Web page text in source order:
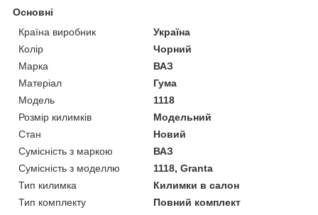
Основні
Країна виробник
Україна
Колір
Чорний
Марка
ВАЗ
Матеріал
Гума
Модель
1118
Розмір килимків
Модельний
Стан
Новий
Сумісність з маркою
ВАЗ
Сумісність з моделлю
1118, Granta
Тип килимка
Килимки в салон
Тип комплекту
Повний комплект